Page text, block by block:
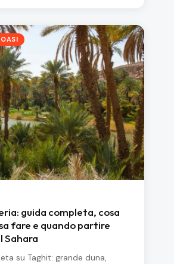
guida completa, cosa
fare e quando partire
Sahara
su Taghit: grande duna,